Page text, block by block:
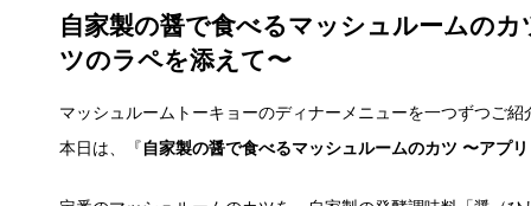
自家製の醤で食べるマッシュルームの
ツのラペを添えて〜
マッシュルームトーキョーのディナーメニューを一つずつご
本日は、『 自家製の醤で食べるマッシュルームのカツ 〜アプ